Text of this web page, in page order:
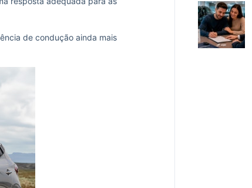
de condução ainda mais